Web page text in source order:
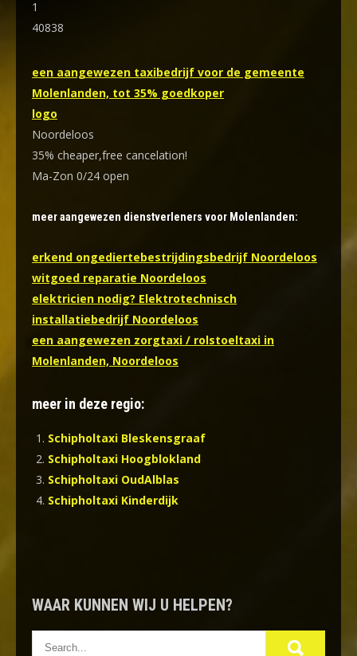
1
40838
een aangewezen taxibedrijf voor de gemeente
Molenlanden, tot 35% goedkoper
logo
Noordeloos
35% cheaper,free cancelation!
Ma-Zon 0/24 open
meer aangewezen dienstverleners voor Molenlanden:
erkend ongediertebestrijdingsbedrijf Noordeloos
witgoed reparatie Noordeloos
elektricien nodig? Elektrotechnisch
installatiebedrijf Noordeloos
een aangewezen zorgtaxi / rolstoeltaxi in
Molenlanden, Noordeloos
meer in deze regio:
Schipholtaxi Bleskensgraaf
Schipholtaxi Hoogblokland
Schipholtaxi OudAlblas
Schipholtaxi Kinderdijk
WAAR KUNNEN WIJ U HELPEN?